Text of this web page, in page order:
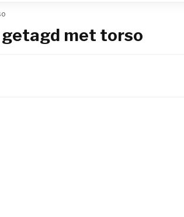
met torso